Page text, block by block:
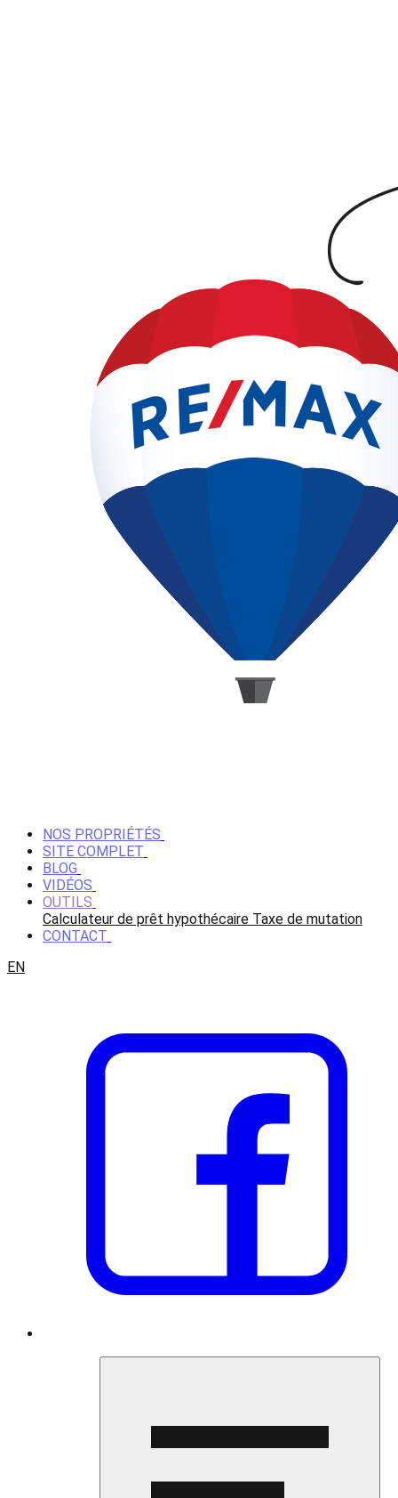
NOS PROPRIÉTÉS
SITE COMPLET
BLOG
VIDÉOS
OUTILS
Calculateur de prêt hypothécaire Taxe de mutation
CONTACT
EN